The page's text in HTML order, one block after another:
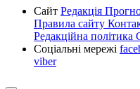
Сайт Редакція
Правила сайту
Редакційна політика
Соціальні мережі
viber